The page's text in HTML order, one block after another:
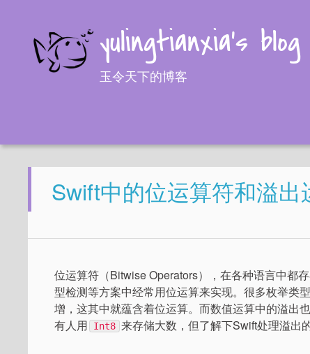
yulingtianxia's blog
玉令天下的博客
Swift中的位运算符和溢出
位运算符（Bitwise Operators），在各种语言中都
型检测等方案中经常用位运算来实现。很多枚举类
增，这其中就蕴含着位运算。而数值运算中的溢出
有人用
Int8 来存储大数，但了解下Swift处理溢出